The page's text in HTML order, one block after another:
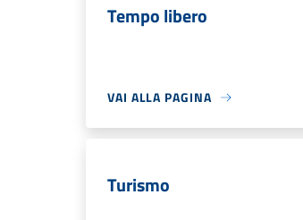
Tempo libero
VAI ALLA PAGINA
Turismo